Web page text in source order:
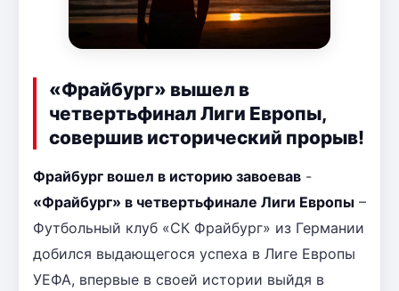
«Фрайбург» вышел в
четвертьфинал Лиги Европы,
совершив исторический прорыв!
Фрайбург вошел в историю завоевав -
«Фрайбург» в четвертьфинале Лиги Европы –
Футбольный клуб «СК Фрайбург» из Германии
добился выдающегося успеха в Лиге Европы
УЕФА, впервые в своей истории выйдя в